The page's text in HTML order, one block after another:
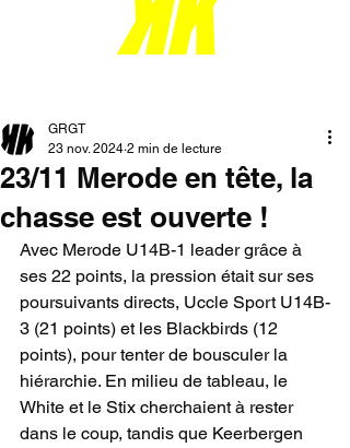
23/11 Merode en tête, la
chasse est ouverte !
GRGT
23 nov. 2024 2 min de lecture
Avec Merode U14B-1 leader grâce à
ses 22 points, la pression était sur ses
poursuivants directs, Uccle Sport U14B-
3 (21 points) et les Blackbirds (12
points), pour tenter de bousculer la
hiérarchie. En milieu de tableau, le
White et le Stix cherchaient à rester
dans le coup, tandis que Keerbergen